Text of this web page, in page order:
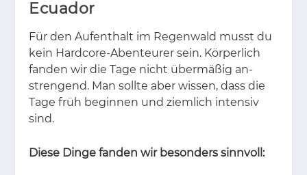
Ecuador
Für den Auf­ent­halt im Re­gen­wald musst du
kein Hard­core-Aben­teu­rer sein. Kör­per­lich
fan­den wir die Tage nicht über­mä­ßig an­
stren­gend. Man soll­te aber wis­sen, dass die
Tage früh be­gin­nen und ziem­lich in­ten­siv
sind.
Diese Dinge fanden wir besonders sinnvoll: